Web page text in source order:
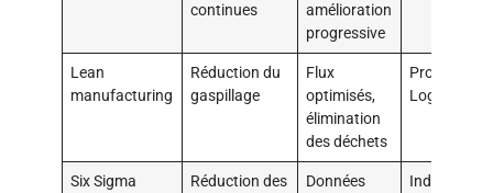
continues
amélioration
progressive
Lean
manufacturing
Réduction du
gaspillage
Flux
optimisés,
élimination
des déchets
Production,
Logistique
Six Sigma
Réduction des
Données
Industrie,